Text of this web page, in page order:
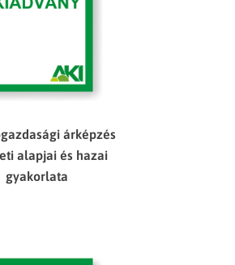
árképzés
alapjai és hazai
gyakorlata